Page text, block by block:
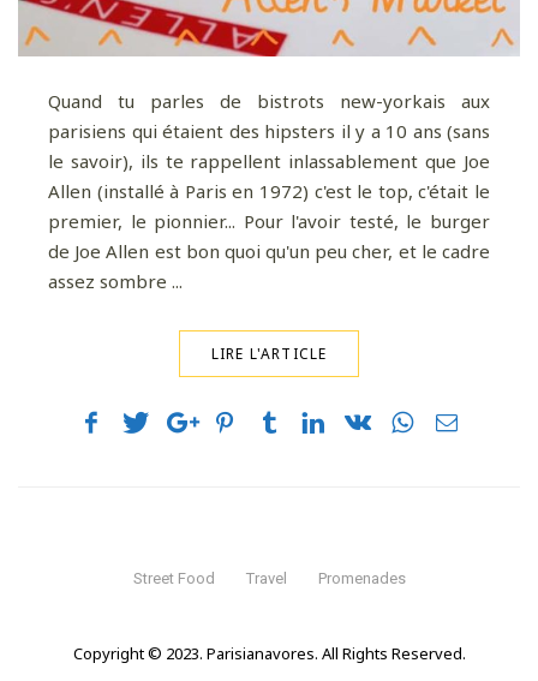
Quand tu parles de bistrots new-yorkais aux
parisiens qui étaient des hipsters il y a 10 ans (sans
le savoir), ils te rappellent inlassablement que Joe
Allen (installé à Paris en 1972) c'est le top, c'était le
premier, le pionnier... Pour l'avoir testé, le burger
de Joe Allen est bon quoi qu'un peu cher, et le cadre
assez sombre ...
LIRE L'ARTICLE
Street Food Travel Promenades
Copyright © 2023. Parisianavores. All Rights Reserved.